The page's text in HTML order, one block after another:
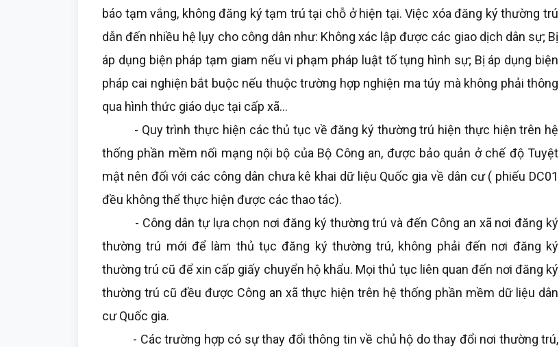
báo tạm vắng, không đăng ký tạm trú tại chỗ ở hiện tại. Việc xóa đăng ký thường trú
dẫn đến nhiều hệ lụy cho công dân như: Không xác lập được các giao dịch dân sự; Bị
áp dụng biện pháp tạm giam nếu vi phạm pháp luật tố tụng hình sự; Bị áp dụng biện
pháp cai nghiện bắt buộc nếu thuộc trường hợp nghiện ma túy mà không phải thông
qua hình thức giáo dục tại cấp xã…
- Quy trình thực hiện các thủ tục về đăng ký thường trú hiện thực hiện trên hệ
thống phần mềm nối mạng nội bộ của Bộ Công an, được bảo quản ở chế độ Tuyệt
mật nên đối với các công dân chưa kê khai dữ liệu Quốc gia về dân cư ( phiếu DC01
đều không thể thực hiện được các thao tác).
- Công dân tự lựa chọn nơi đăng ký thường trú và đến Công an xã nơi đăng ký
thường trú mới để làm thủ tục đăng ký thường trú, không phải đến nơi đăng ký
thường trú cũ để xin cấp giấy chuyển hộ khẩu. Mọi thủ tục liên quan đến nơi đăng ký
thường trú cũ đều được Công an xã thực hiện trên hệ thống phần mềm dữ liệu dân
cư Quốc gia.
- Các trường hợp có sự thay đổi thông tin về chủ hộ do thay đổi nơi thường trú,